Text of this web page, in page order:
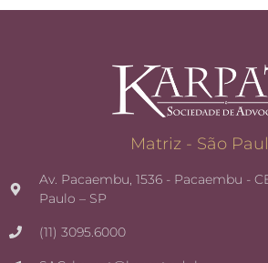
Matriz - São
Av. Pacaembu, 1536 - Pacaembu -
Paulo – SP
(11) 3095.6000